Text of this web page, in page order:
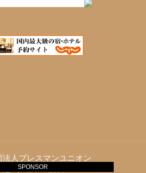
SPONSOR
法人プレスマンユニオン